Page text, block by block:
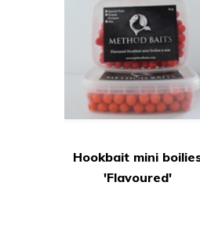
Hookbait mini
'Flavoured'